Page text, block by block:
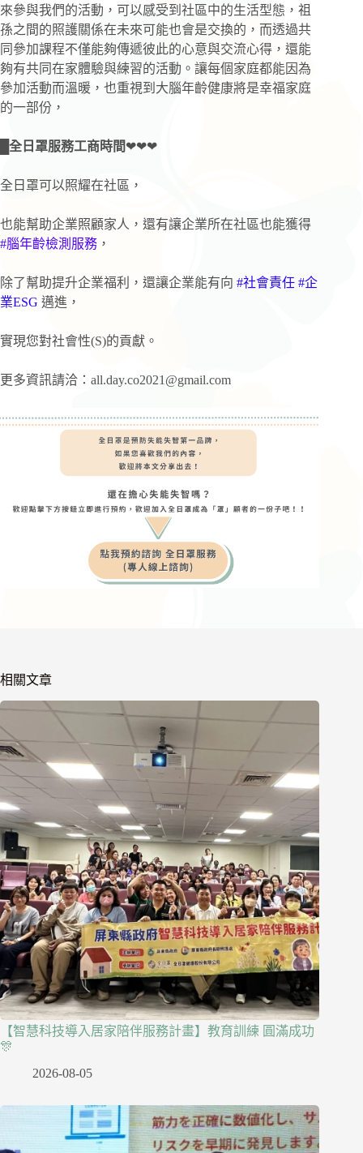
來參與我們的活動，可以感受到社區中的生活型態，祖
孫之間的照護關係在未來可能也會是交換的，而透過共
同參加課程不僅能夠傳遞彼此的心意與交流心得，還能
夠有共同在家體驗與練習的活動。讓每個家庭都能因為
參加活動而溫暖，也重視到大腦年齡健康將是幸福家庭
的一部份，
█全日罩服務工商時間❤❤❤
全日罩可以照耀在社區，
也能幫助企業照顧家人，還有讓企業所在社區也能獲得
#腦年齡檢測服務 ，
除了幫助提升企業福利，還讓企業能有向 #社會責任 #企
業ESG 邁進，
實現您對社會性(S)的貢獻。
更多資訊請洽： all.day.co2021@gmail.com
相關文章
【智慧科技導入居家陪伴服務計畫】教育訓練 圓滿成功
🎊
2026-08-05